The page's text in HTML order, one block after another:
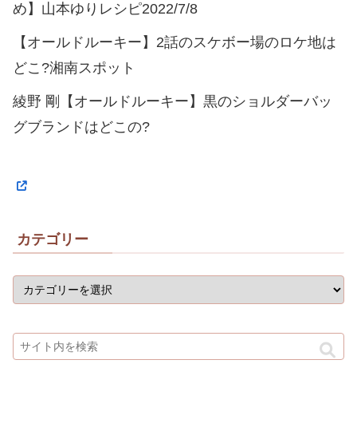
め】山本ゆりレシピ2022/7/8
【オールドルーキー】2話のスケボー場のロケ地は
どこ?湘南スポット
綾野 剛【オールドルーキー】黒のショルダーバッ
グブランドはどこの?
カテゴリー